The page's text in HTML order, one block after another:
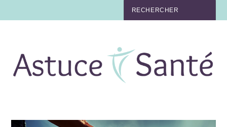
TABAC